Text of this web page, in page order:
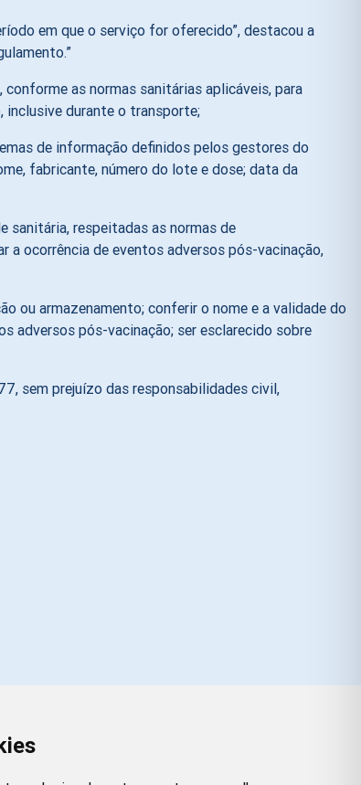
em que o serviço for oferecido”, destacou a
as normas sanitárias aplicáveis, para
inclusive durante o transporte;
de informação definidos pelos gestores do
fabricante, número do lote e dose; data da
sanitária, respeitadas as normas de
ocorrência de eventos adversos pós-vacinação,
ou armazenamento; conferir o nome e a validade do
adversos pós-vacinação; ser esclarecido sobre
sem prejuízo das responsabilidades civil,
Sociais